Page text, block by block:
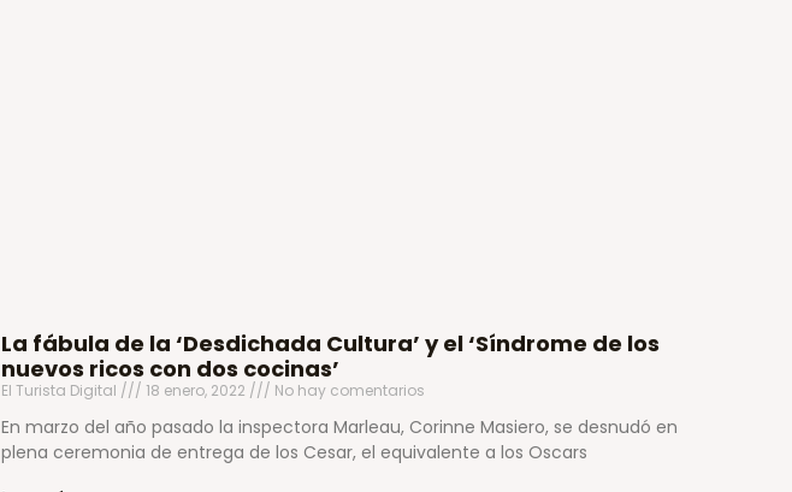
La fábula de la ‘Desdichada Cultura’ y el ‘Síndrome de los
nuevos ricos con dos cocinas’
El Turista Digital 18 enero, 2022 No hay comentarios
En marzo del año pasado la inspectora Marleau, Corinne Masiero, se desnudó en
plena ceremonia de entrega de los Cesar, el equivalente a los Oscars